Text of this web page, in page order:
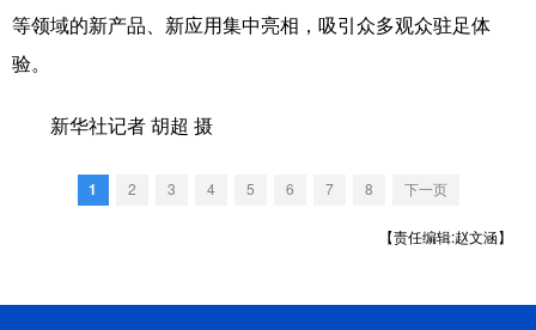
地方频道
北京 天津 河北 山西
江苏
等领域的新产品、新应用集中亮相，吸引众多观众驻足体
验。
新华社记者 胡超 摄
1 2 3 4 5 6 7 8 下一页
【责任编辑:赵文涵】